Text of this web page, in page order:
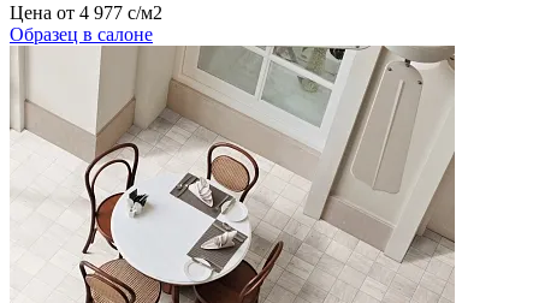
Цена от 4 977 c/м2
Образец в салоне